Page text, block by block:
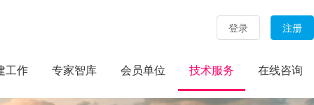
登录 注册
工作 专家智库 会员单位 技术服务 在线咨询